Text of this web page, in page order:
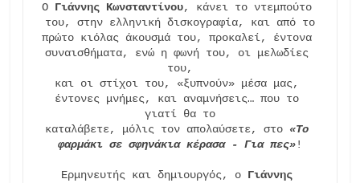
Ο Γιάννης Κωνσταντίνου, κάνει το ντεμπούτο
του, στην ελληνική δισκογραφία, και από το
πρώτο κιόλας άκουσμά του, προκαλεί, έντονα
συναισθήματα, ενώ η φωνή του, οι μελωδίες
του,
και οι στίχοι του, «ξυπνούν» μέσα μας,
έντονες μνήμες, και αναμνήσεις… που το
γιατί θα το
καταλάβετε, μόλις τον απολαύσετε, στο «Το
φαρμάκι σε σφηνάκια κέρασα - Για πες»!
Ερμηνευτής και δημιουργός, ο Γιάννης